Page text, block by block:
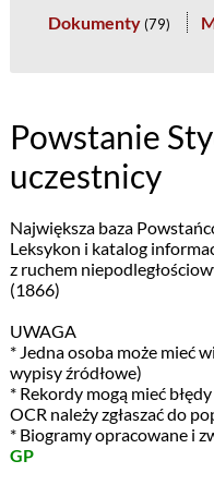
Dokumenty (79)
Powstanie
uczestnicy
Największa baza
Leksykon i katalog
z ruchem
(1866)
UWAGA
* Jedna osoba może mieć
wypisy źródłowe)
* Rekordy mogą mieć
OCR należy zgłaszać do
* Biogramy opracowane i
GP